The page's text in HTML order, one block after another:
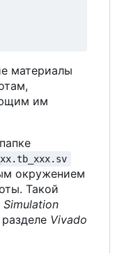
материалы
им
окружением
Такой
Simulation
Vivado